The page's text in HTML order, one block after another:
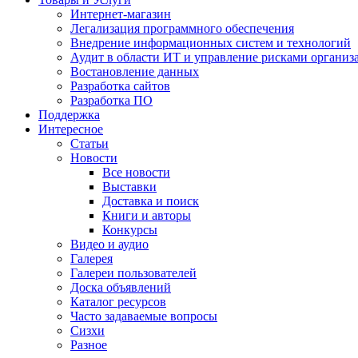
Интернет-магазин
Легализация программного обеспечения
Внедрение информационных систем и технологий
Аудит в области ИТ и управление рисками
Востановление данных
Разработка сайтов
Разработка ПО
Поддержка
Интересное
Статьи
Новости
Все новости
Выставки
Доставка и поиск
Книги и авторы
Конкурсы
Видео и аудио
Галерея
Галереи пользователей
Доска объявлений
Каталог ресурсов
Часто задаваемые вопросы
Сизхи
Разное